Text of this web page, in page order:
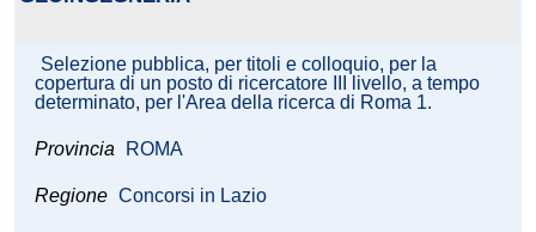
Selezione pubblica, per titoli e colloquio, per la
copertura di un posto di ricercatore III livello, a tempo
determinato, per l'Area della ricerca di Roma 1.
Provincia ROMA
Regione Concorsi in Lazio